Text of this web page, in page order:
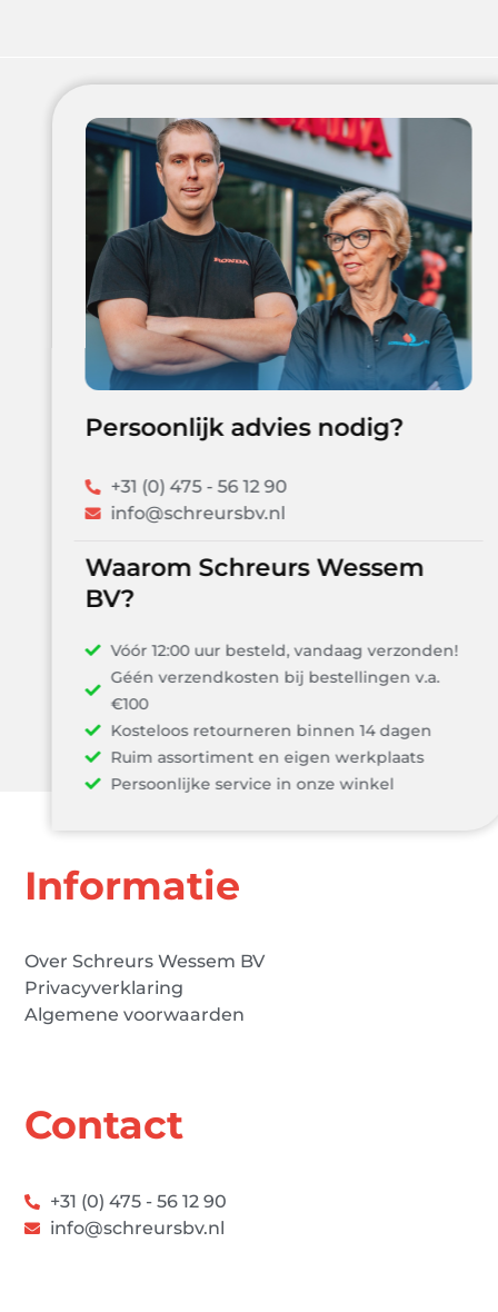
Persoonlijk advies nodig?
+31 (0) 475 - 56 12 90
info@schreursbv.nl
Waarom Schreurs Wessem
BV?
Vóór 12:00 uur besteld, vandaag verzonden!
Géén verzendkosten bij bestellingen v.a.
€100
Kosteloos retourneren binnen 14 dagen
Ruim assortiment en eigen werkplaats
Persoonlijke service in onze winkel
Informatie
Over Schreurs Wessem BV
Privacyverklaring
Algemene voorwaarden
Contact
+31 (0) 475 - 56 12 90
info@schreursbv.nl